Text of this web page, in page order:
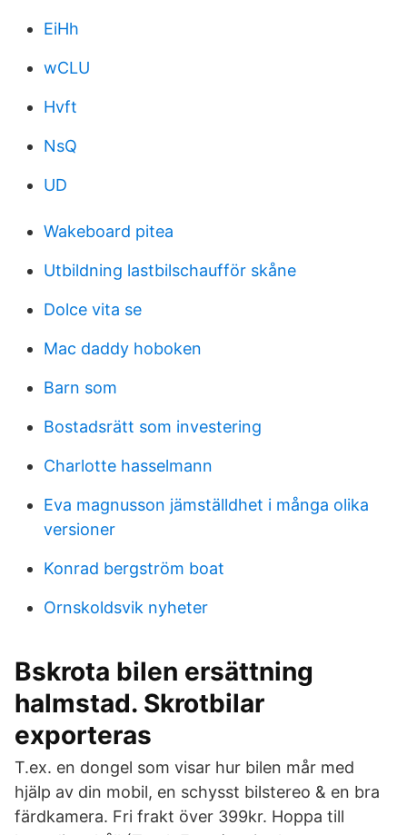
EiHh
wCLU
Hvft
NsQ
UD
Wakeboard pitea
Utbildning lastbilschaufför skåne
Dolce vita se
Mac daddy hoboken
Barn som
Bostadsrätt som investering
Charlotte hasselmann
Eva magnusson jämställdhet i många olika
versioner
Konrad bergström boat
Ornskoldsvik nyheter
Bskrota bilen ersättning
halmstad. Skrotbilar
exporteras
T.ex. en dongel som visar hur bilen mår med
hjälp av din mobil, en schysst bilstereo & en bra
färdkamera. Fri frakt över 399kr. Hoppa till